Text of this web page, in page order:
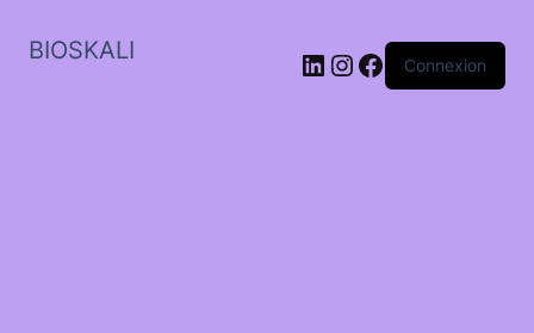
BIOSKALI LinkedIn
Instagram
Facebook
Connexion